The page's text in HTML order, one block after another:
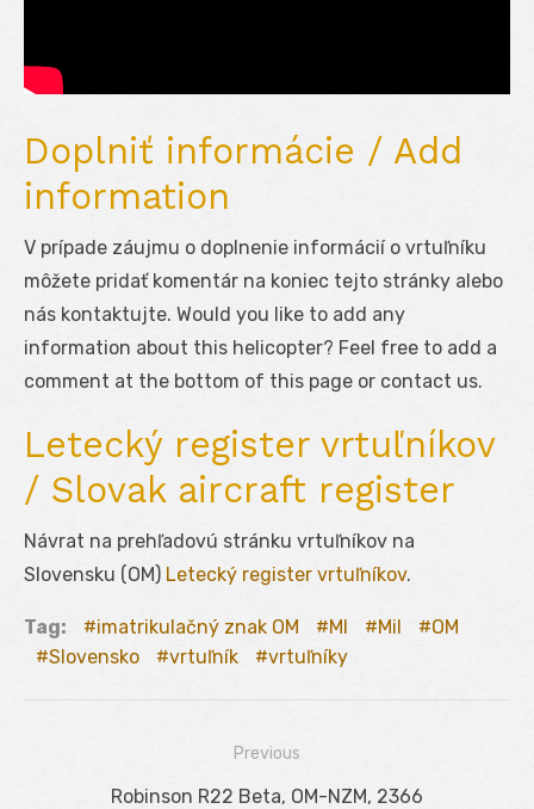
Doplniť informácie / Add
information
V prípade záujmu o doplnenie informácií o vrtuľníku
môžete pridať komentár na koniec tejto stránky alebo
nás kontaktujte. Would you like to add any
information about this helicopter? Feel free to add a
comment at the bottom of this page or contact us.
Letecký register vrtuľníkov
/ Slovak aircraft register
Návrat na prehľadovú stránku vrtuľníkov na
Slovensku (OM) Letecký register vrtuľníkov.
Tag: imatrikulačný znak OM MI Mil
OM
Slovensko
vrtuľník vrtuľníky
Navigácia
Previous
Previous
Robinson R22 Beta, OM-NZM, 2366